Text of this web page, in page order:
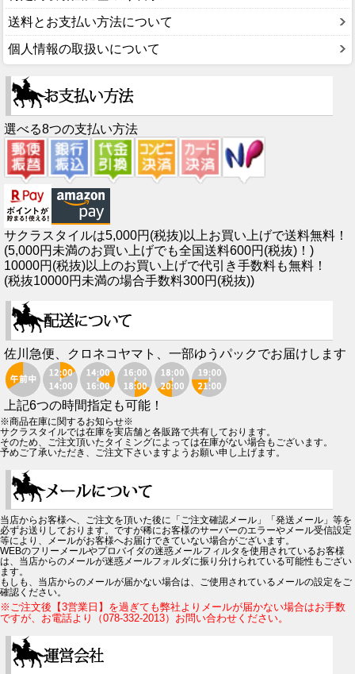
送料とお支払い方法について
個人情報の取扱いについて
選べる8つの支払い方法
サクラスタイルは5,000円(税抜)以上お買い上げで送料無料！
(5,000円未満のお買い上げでも全国送料600円(税抜)！)
10000円(税抜)以上のお買い上げで代引き手数料も無料！
(税抜10000円未満の場合手数料300円(税抜))
佐川急便、クロネコヤマト、一部ゆうパックでお届けします
上記6つの時間指定も可能！
※商品在庫に関するお知らせ※
サクラスタイルでは在庫を実店舗と各販路で共有しております。
そのため、ご注文頂いたタイミングによっては在庫がない場合もございます。
予めご了承いただき、ご注文下さいますようお願い申し上げます。
当店からお客様へ、ご注文を頂いた後に「ご注文確認メール」「発送メール」等を
必ずお送りしております。ですが稀にお客様のサーバーのエラーやメール受信設定
等により、メールがお客様へお届けできていない場合がございます。
WEBのフリーメールやプロバイダの迷惑メールフィルタを使用されているお客様
は、当店からのメールが迷惑メールフォルダに振り分けられている可能性もござい
ます。
もしも、当店からのメールが届かない場合は、ご使用されているメールの設定をご
確認ください。
※ご注文後【3営業日】を過ぎても弊社よりメールが届かない場合はお手数
ですが、お電話より（078-332-2013）お問い合わせください。